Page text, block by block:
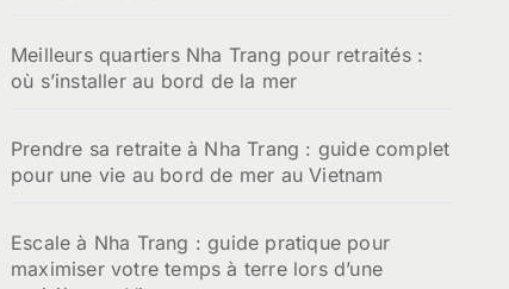
Meilleurs quartiers Nha Trang pour retraités :
où s’installer au bord de la mer
Prendre sa retraite à Nha Trang : guide complet
pour une vie au bord de mer au Vietnam
Escale à Nha Trang : guide pratique pour
maximiser votre temps à terre lors d’une